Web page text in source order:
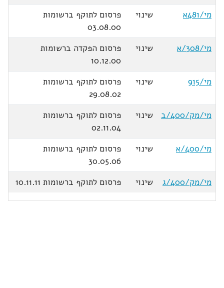
מי/481א
שינוי
פרסום לתוקף ברשומות
03.08.00
מי/308/א
שינוי
פרסום הפקדה ברשומות
10.12.00
מי/915
שינוי
פרסום לתוקף ברשומות
29.08.02
מי/מק/400/ב
שינוי
פרסום לתוקף ברשומות
02.11.04
מי/400/א
שינוי
פרסום לתוקף ברשומות
30.05.06
מי/מק/400/ג
שינוי פרסום לתוקף ברשומות 10.11.11